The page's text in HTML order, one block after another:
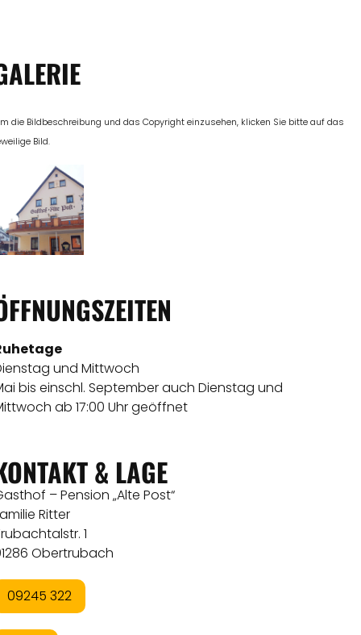
die Bildbeschreibung und das Copyright einzusehen, klicken Sie bitte auf das
Bild.
und Mittwoch
bis einschl. September auch Dienstag und
ab 17:00 Uhr geöffnet
& LAGE
– Pension „Alte Post“
Ritter
1
Obertrubach
09245 322